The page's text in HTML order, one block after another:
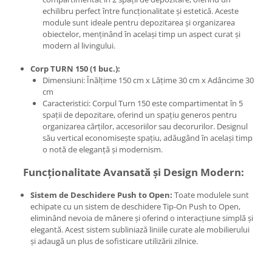
echilibru perfect între funcționalitate și estetică. Aceste
module sunt ideale pentru depozitarea și organizarea
obiectelor, menținând în același timp un aspect curat și
modern al livingului.
Corp TURN 150 (1 buc.):
Dimensiuni: Înălțime 150 cm x Lățime 30 cm x Adâncime 30
cm
Caracteristici: Corpul Turn 150 este compartimentat în 5
spații de depozitare, oferind un spațiu generos pentru
organizarea cărților, accesoriilor sau decorurilor. Designul
său vertical economisește spațiu, adăugând în același timp
o notă de eleganță și modernism.
Funcționalitate Avansată și Design Modern:
Sistem de Deschidere Push to Open: Toate modulele sunt
echipate cu un sistem de deschidere Tip-On Push to Open,
eliminând nevoia de mânere și oferind o interacțiune simplă și
elegantă. Acest sistem subliniază liniile curate ale mobilierului
și adaugă un plus de sofisticare utilizării zilnice.